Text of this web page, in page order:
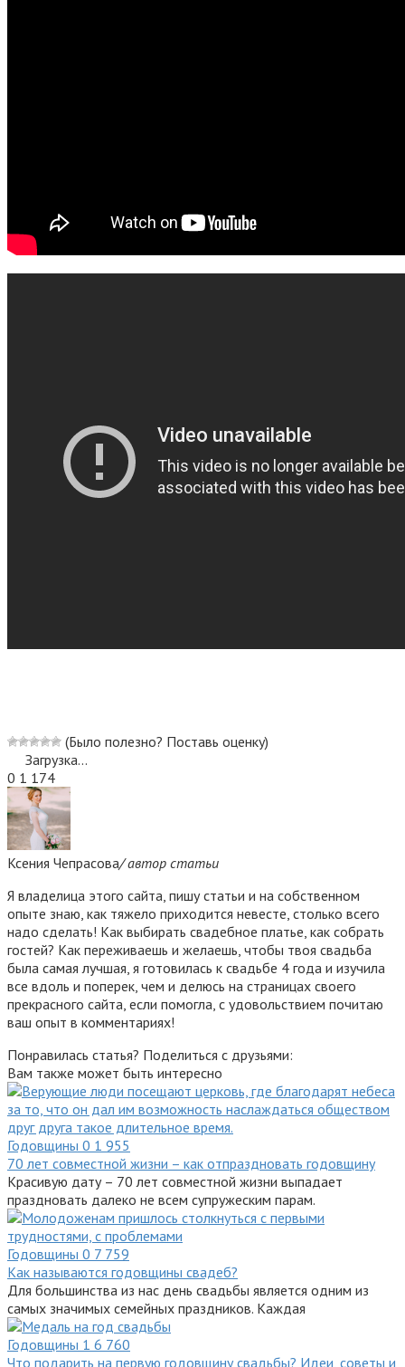
(Было полезно? Поставь оценку)
Загрузка...
0 1 174
Ксения Чепрасова/ автор статьи
Я владелица этого сайта, пишу статьи и на собственном
опыте знаю, как тяжело приходится невесте, столько всего
надо сделать! Как выбирать свадебное платье, как собрать
гостей? Как переживаешь и желаешь, чтобы твоя свадьба
была самая лучшая, я готовилась к свадьбе 4 года и изучила
все вдоль и поперек, чем и делюсь на страницах своего
прекрасного сайта, если помогла, с удовольствием почитаю
ваш опыт в комментариях!
Понравилась статья? Поделиться с друзьями:
Вам также может быть интересно
Годовщины 0 1 955
70 лет совместной жизни – как отпраздновать годовщину
Красивую дату – 70 лет совместной жизни выпадает
праздновать далеко не всем супружеским парам.
Годовщины 0 7 759
Как называются годовщины свадеб?
Для большинства из нас день свадьбы является одним из
самых значимых семейных праздников. Каждая
Годовщины 1 6 760
Что подарить на первую годовщину свадьбы? Идеи, советы и